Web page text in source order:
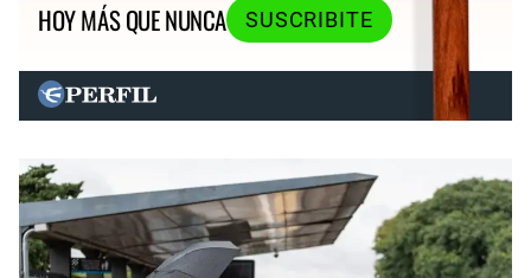
HOY MÁS QUE NUNCA
SUSCRIBITE